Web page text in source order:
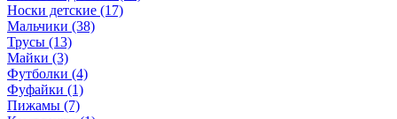
Носки детские (17)
Мальчики (38)
Трусы (13)
Майки (3)
Футболки (4)
Фуфайки (1)
Пижамы (7)